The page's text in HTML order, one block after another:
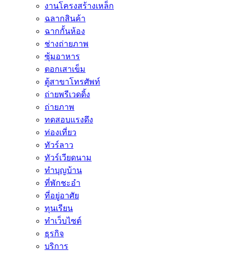
งานโครงสร้างเหล็ก
ฉลากสินค้า
ฉากกั้นห้อง
ช่างถ่ายภาพ
ซุ้มอาหาร
ตอกเสาเข็ม
ตู้สาขาโทรศัพท์
ถ่ายพรีเวดดิ้ง
ถ่ายภาพ
ทดสอบแรงดึง
ท่องเที่ยว
ทัวร์ลาว
ทัวร์เวียดนาม
ทำบุญบ้าน
ที่พักชะอำ
ที่อยู่อาศัย
ทุนเรียน
ทําเว็บไซต์
ธุรกิจ
บริการ